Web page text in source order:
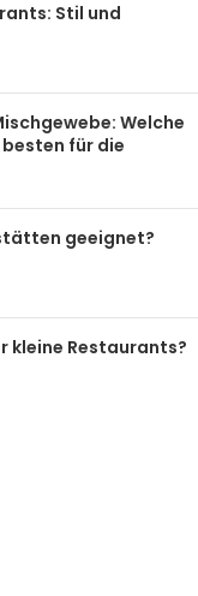
Stil und
Welche
für die
geeignet?
kleine Restaurants?